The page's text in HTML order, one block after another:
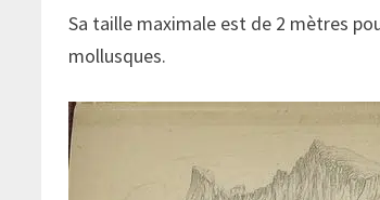
Sa taille maximale est de 2 mètres
mollusques.